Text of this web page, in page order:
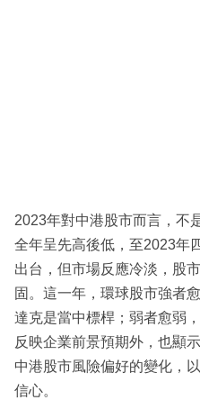
閱
專
區
2023年對中港股市而言，不
全年呈先高後低，至2023年
出台，但市場反應冷淡，股
固。這一年，環球股市強者
達克是當中標桿；弱者愈弱
反映企業前景預期外，也顯
中港股市風險偏好的變化，
信心。